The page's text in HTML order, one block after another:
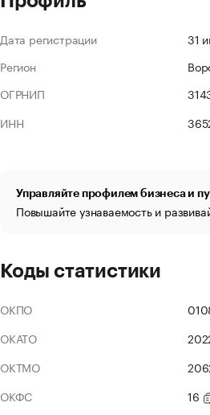
Дата регистрации
31
Регион
ОГРНИП
ИНН
Управляйте профилем бизнеса и
Повышайте узнаваемость и
Коды статистики
ОКПО
ОКАТО
ОКТМО
ОКФС
16